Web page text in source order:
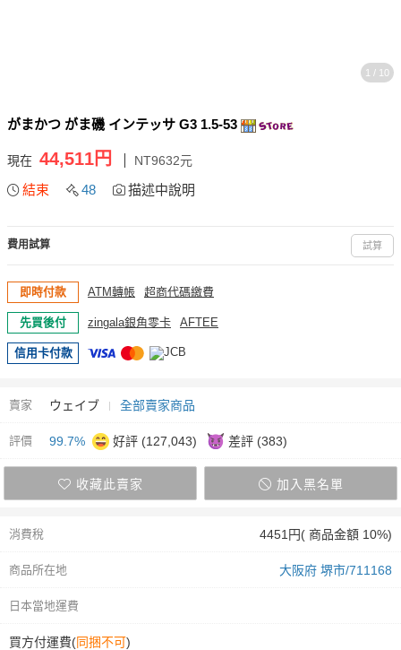
1 / 10
がまかつ がま磯 インテッサ G3 1.5-53
現在 44,511円 NT9632元
結束 48 描述中說明
費用試算 試算
即時付款 ATM轉帳 超商代碼繳費
先買後付 zingala銀角零卡 AFTEE
信用卡付款
賣家 ウェイブ 全部賣家商品
評價 99.7% 好評 (127,043) 差評 (383)
收藏此賣家 加入黑名單
消費稅 4451円( 商品金額 10%)
商品所在地 大阪府 堺市/711168
日本當地運費
買方付運費(同捆不可)